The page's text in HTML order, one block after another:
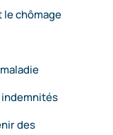
le chômage
des